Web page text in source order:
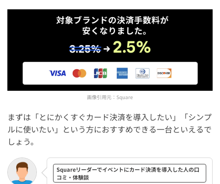
画像引用元： Square
まずは「とにかくすぐカード決済を導入したい」「シンプ
ルに使いたい」という方におすすめできる一台といえるで
しょう。
Squareリーダーでイベントにカード決済を導入した人の口
コミ・体験談